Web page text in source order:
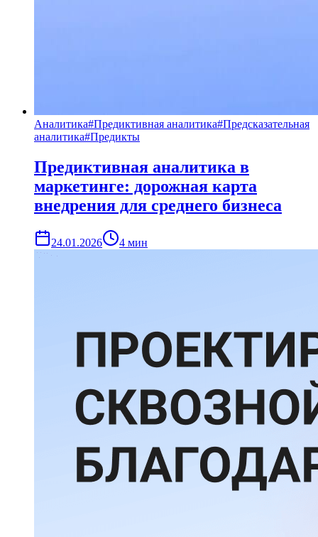
Аналитика#Предиктивная аналитика#Предсказательная
аналитика#Предикты
Предиктивная аналитика в
маркетинге: дорожная карта
внедрения для среднего бизнеса
24.01.2026 4 мин